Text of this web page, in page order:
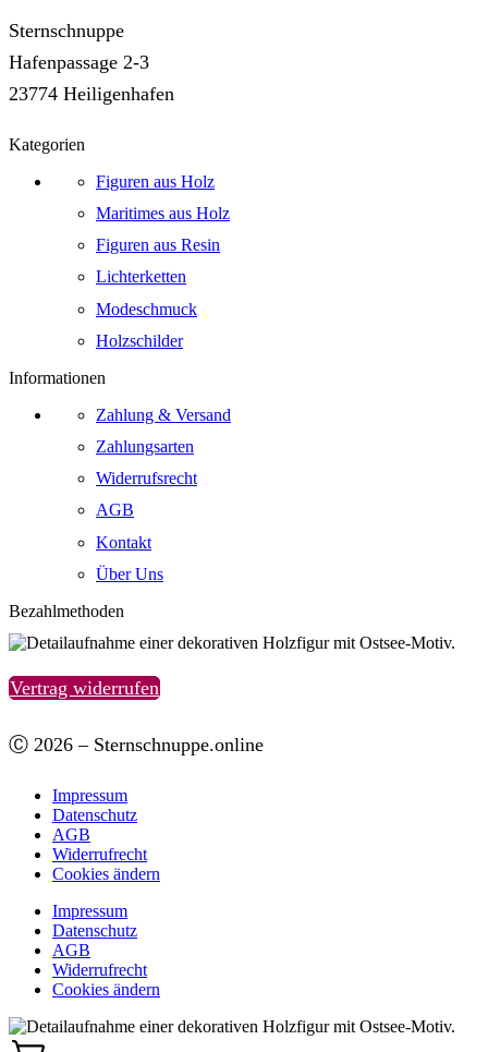
Sternschnuppe
Hafenpassage 2-3
23774 Heiligenhafen
Kategorien
Figuren aus Holz
Maritimes aus Holz
Figuren aus Resin
Lichterketten
Modeschmuck
Holzschilder
Informationen
Zahlung & Versand
Zahlungsarten
Widerrufsrecht
AGB
Kontakt
Über Uns
Bezahlmethoden
Vertrag widerrufen
Ⓒ 2026 – Sternschnuppe.online
Impressum
Datenschutz
AGB
Widerrufrecht
Cookies ändern
Impressum
Datenschutz
AGB
Widerrufrecht
Cookies ändern